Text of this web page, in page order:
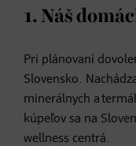
1. Náš
Pri plánovaní
Slovensko.
minerálnych a
kúpeľov sa na
wellness centrá.